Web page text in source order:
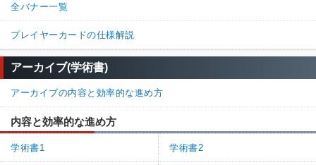
全バナー一覧
プレイヤーカードの仕様解説
アーカイブ(学術書)
アーカイブの内容と効率的な進め方
内容と効率的な進め方
学術書1 学術書2